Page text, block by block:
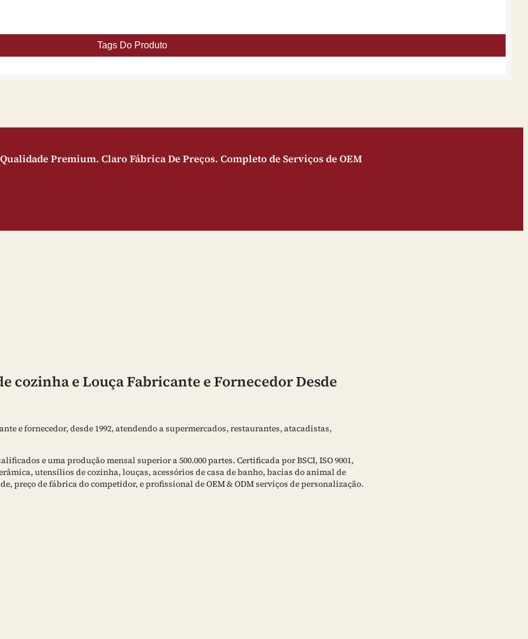
Tags Do Produto
Premium. Claro Fábrica De Preços. Completo de Serviços de OEM
cozinha e Louça Fabricante e Fornecedor Desde
e fornecedor, desde 1992, atendendo a supermercados, restaurantes, atacadistas,
e uma produção mensal superior a 500.000 partes. Certificada por BSCI, ISO 9001,
utensílios de cozinha, louças, acessórios de casa de banho, bacias do animal de
preço de fábrica do competidor, e profissional de OEM & ODM serviços de personalização.